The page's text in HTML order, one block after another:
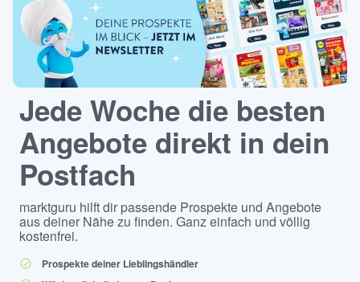
Jede Woche die besten
Angebote direkt in dein
Postfach
marktguru hilft dir passende Prospekte und Angebote
aus deiner Nähe zu finden. Ganz einfach und völlig
kostenfrei.
Prospekte deiner Lieblingshändler